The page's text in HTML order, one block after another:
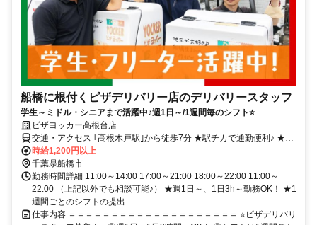
船橋に根付くピザデリバリー店のデリバリースタッフ
学生～ミドル・シニアまで活躍中♪週1日～/1週間毎のシフト⭐
ピザヨッカー高根台店
交通・アクセス ｢高根木戸駅｣から徒歩7分 ★駅チカで通勤便利♪ ★自
転車・バイク通勤OK
時給1,200円以上
千葉県船橋市
勤務時間詳細 11:00～14:00 17:00～21:00 18:00～22:00 11:00～
22:00 （上記以外でも相談可能♪） ★週1日～、1日3h～勤務OK！ ★1
週間ごとのシフトの提出...
仕事内容 ＝＝＝＝＝＝＝＝＝＝＝＝＝＝＝＝＝＝＝＝ ⭐ピザデリバリ